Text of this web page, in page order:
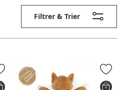
Filtrer & Trier